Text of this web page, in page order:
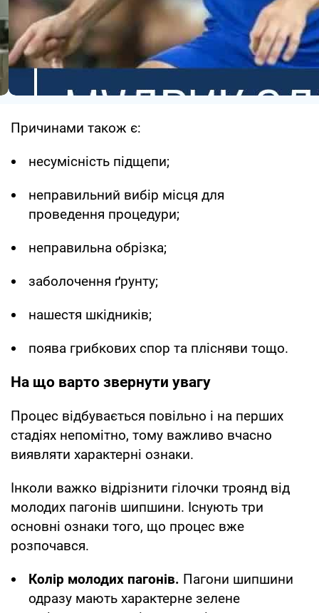
Причинами також є:
несумісність підщепи;
неправильний вибір місця для
проведення процедури;
неправильна обрізка;
заболочення ґрунту;
нашестя шкідників;
поява грибкових спор та плісняви тощо.
На що варто звернути увагу
Процес відбувається повільно і на перших
стадіях непомітно, тому важливо вчасно
виявляти характерні ознаки.
Інколи важко відрізнити гілочки троянд від
молодих пагонів шипшини. Існують три
основні ознаки того, що процес вже
розпочався.
Колір молодих пагонів. Пагони шипшини
одразу мають характерне зелене